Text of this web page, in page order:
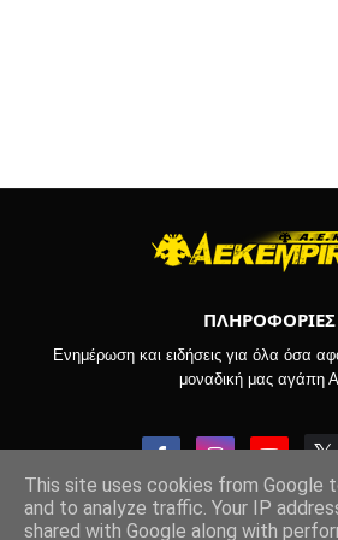
ΠΛΗΡΟΦΟΡΙΕΣ
Ενημέρωση και ειδήσεις για όλα όσα
μοναδική μας αγάπη
This site uses cookies from Google
and to analyze traffic. Your IP
shared with Google along with